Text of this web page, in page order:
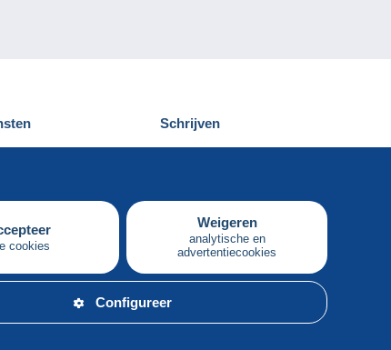
cookies
Weigeren
analytische en
advertentiecookies
Configureer
ontdekken
Schrijven
Nederlands